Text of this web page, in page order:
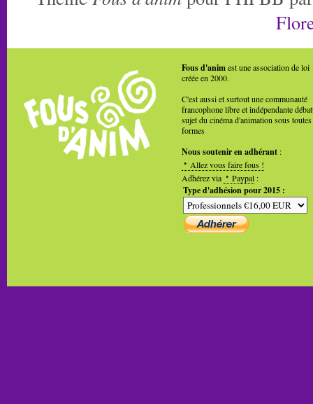
Fous d'animest une association de loi
créée en 2000.
C'est aussi et surtout une communauté
francophone libre et indépendante
sujet du cinéma d'animation sous toutes
formes
Nous soutenir en adhérant :
Allez vous faire fous !
Adhérez via
Paypal :
Type d'adhésion pour 2015 :